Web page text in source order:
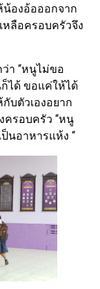
องอ้อออกจาก
หลือครอบครัวจึง
า “หนูไม่ขอ
ได้ ขอแค่ให้ได้
บตัวเองอยาก
ครอบครัว “หนู
นอาหารแห้ง “